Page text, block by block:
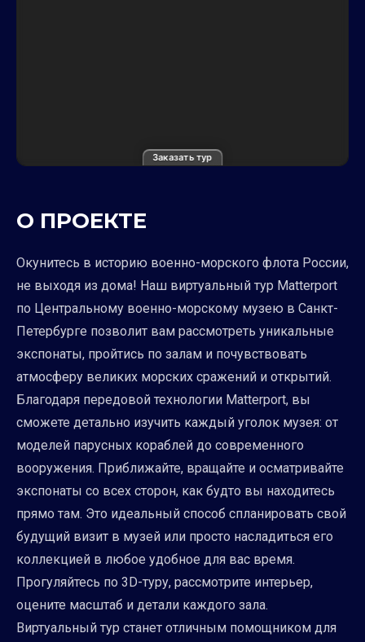
Заказать тур
О ПРОЕКТЕ
Окунитесь в историю военно-морского флота России,
не выходя из дома! Наш виртуальный тур Matterport
по Центральному военно-морскому музею в Санкт-
Петербурге позволит вам рассмотреть уникальные
экспонаты, пройтись по залам и почувствовать
атмосферу великих морских сражений и открытий.
Благодаря передовой технологии Matterport, вы
сможете детально изучить каждый уголок музея: от
моделей парусных кораблей до современного
вооружения. Приближайте, вращайте и осматривайте
экспонаты со всех сторон, как будто вы находитесь
прямо там. Это идеальный способ спланировать свой
будущий визит в музей или просто насладиться его
коллекцией в любое удобное для вас время.
Прогуляйтесь по 3D-туру, рассмотрите интерьер,
оцените масштаб и детали каждого зала.
Виртуальный тур станет отличным помощником для